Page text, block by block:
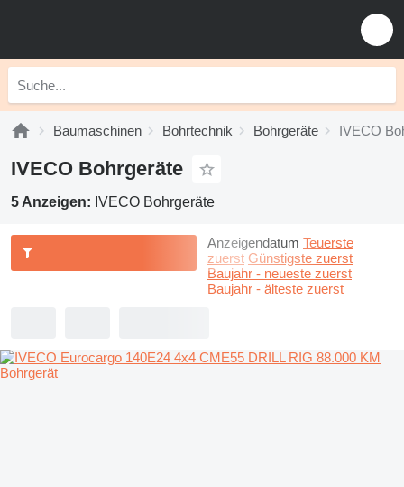
Baumaschinen Bohrtechnik Bohrgeräte IVECO
IVECO Bohrgeräte
5 Anzeigen: IVECO Bohrgeräte
Anzeigendatum Teuerste
zuerst Günstigste zuerst
Baujahr - neueste zuerst
Baujahr - älteste zuerst